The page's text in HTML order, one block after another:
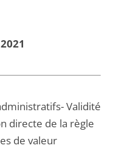
Validité
directe de la règle
de valeur